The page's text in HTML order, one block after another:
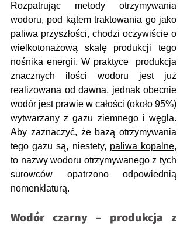
Rozpatrując metody otrzymywania
wodoru, pod kątem traktowania go jako
paliwa przyszłości, chodzi oczywiście o
wielkotonażową skalę produkcji tego
nośnika energii. W praktyce  produkcja
znacznych ilości wodoru jest już
realizowana od dawna, jednak obecnie
wodór jest prawie w całości (około 95%)
wytwarzany z gazu ziemnego i węgla.
Aby zaznaczyć, że bazą otrzymywania
tego gazu są, niestety, paliwa kopalne,
to nazwy wodoru otrzymywanego z tych
surowców opatrzono odpowiednią
nomenklaturą.
Wodór czarny – produkcja z